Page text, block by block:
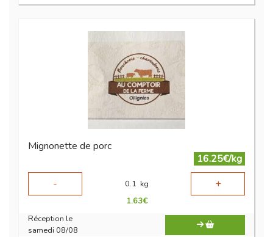
Mignonette de porc
16.25€/kg
-
0.1 kg +
1.63€
Réception le
samedi 08/08